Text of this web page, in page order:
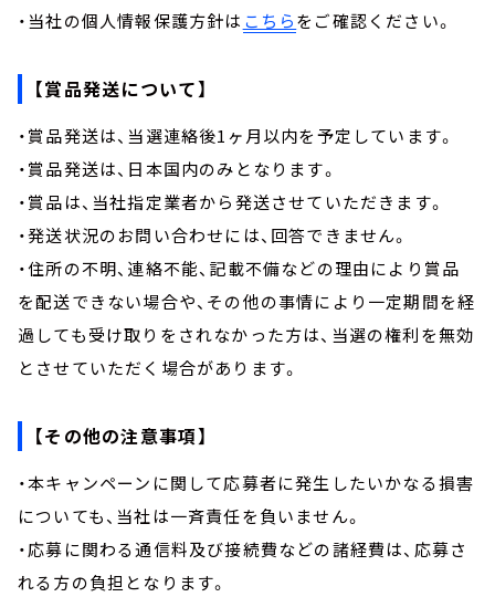
・当社の個人情報保護方針は こちらをご確認ください。
【賞品発送について】
・賞品発送は、当選連絡後1ヶ月以内を予定しています。
・賞品発送は、日本国内のみとなります。
・賞品は、当社指定業者から発送させていただきます。
・発送状況のお問い合わせには、回答できません。
・住所の不明、連絡不能、記載不備などの理由により賞品
を配送できない場合や、その他の事情により一定期間を経
過しても受け取りをされなかった方は、当選の権利を無効
とさせていただく場合があります。
【その他の注意事項】
・本キャンペーンに関して応募者に発生したいかなる損害
についても、当社は一斉責任を負いません。
・応募に関わる通信料及び接続費などの諸経費は、応募さ
れる方の負担となります。